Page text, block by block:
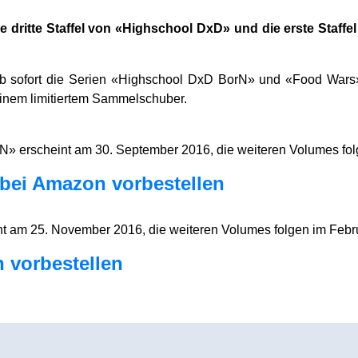
dritte Staffel von «Highschool DxD» und die erste
sofort die Serien «Highschool DxD BorN» und «Food
limitiertem Sammelschuber.
erscheint am 30. September 2016, die weiteren Volumes
Amazon vorbestellen
am 25. November 2016, die weiteren Volumes folgen im
vorbestellen